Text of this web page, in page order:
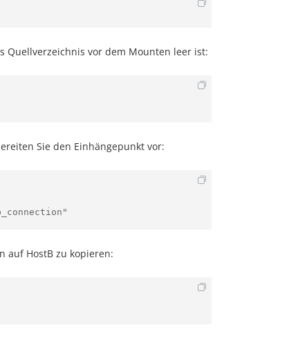
Quellverzeichnis vor dem Mounten leer ist:
Sie den Einhängepunkt vor:
auf HostB zu kopieren: